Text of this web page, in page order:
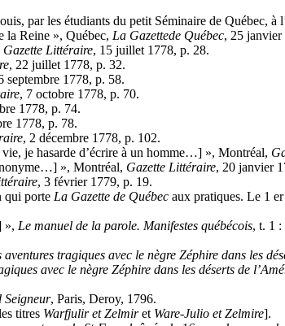
les étudiants du petit Séminaire de Québec, à
la Reine », Québec, La Gazettede Québec, 25 janvier
Gazette Littéraire, 15 juillet 1778, p. 28.
, 22 juillet 1778, p. 32.
septembre 1778, p. 58.
, 7 octobre 1778, p. 70.
1778, p. 74.
1778, p. 78.
, 2 décembre 1778, p. 102.
je hasarde d’écrire à un homme…] », Montréal,
», Montréal, Gazette Littéraire, 20 janvier
, 3 février 1779, p. 19.
porte La Gazette de Québec aux pratiques. Le 1
», Le manuel de la parole. Manifestes québécois, t. 1 :
tragiques avec le nègre Zéphire dans les
avec le nègre Zéphire dans les déserts de
Seigneur, Paris, Deroy, 1796.
titres Warfjulir et Zelmiret Ware-Julio et Zelmire].